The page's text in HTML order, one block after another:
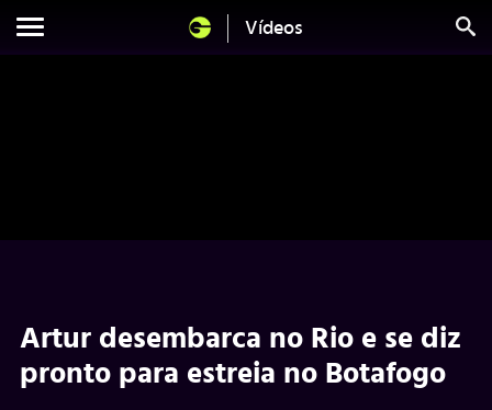
Vídeos
Artur desembarca no Rio e se diz
pronto para estreia no Botafogo